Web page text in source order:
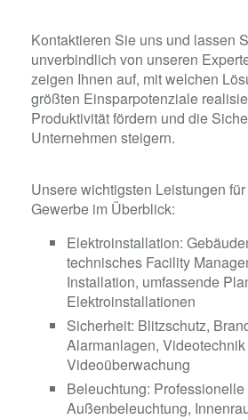
Kontaktieren Sie uns und lassen
unverbindlich von unseren
zeigen Ihnen auf, mit welchen
größten Einsparpotenziale
Produktivitätfördern und die
Unternehmen steigern.
Unsere wichtigsten Leistungen
Gewerbe im Überblick:
Elektroinstallation:
technisches Facility
Installation, umfassende
Elektroinstallationen
Sicherheit: Blitzschutz,
Alarmanlagen,
Videoüberwachung
Beleuchtung:
Außenbeleuchtung,